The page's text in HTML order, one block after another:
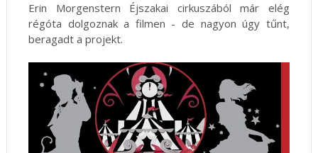
Erin Morgenstern Éjszakai cirkuszából már elég
régóta dolgoznak a filmen - de nagyon úgy tűnt,
beragadt a projekt.